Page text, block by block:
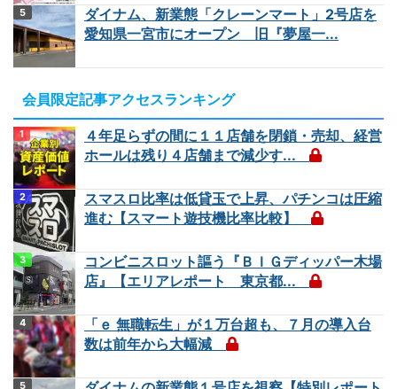
ダイナム、新業態「クレーンマート」2号店を
愛知県一宮市にオープン 旧『夢屋一...
会員限定記事アクセスランキング
４年足らずの間に１１店舗を閉鎖・売却、経営
ホールは残り４店舗まで減少す...
スマスロ比率は低貸玉で上昇、パチンコは圧縮
進む【スマート遊技機比率比較】
コンビニスロット謳う『ＢＩＧディッパー木場
店』【エリアレポート 東京都...
「ｅ 無職転生」が１万台超も、７月の導入台
数は前年から大幅減